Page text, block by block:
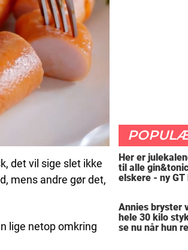
det vil sige slet ikke
mens andre gør det,
lige netop omkring
Her er
til alle
elskere - ny GT
Annies bryster
hele 30 kilo
se nu når hun